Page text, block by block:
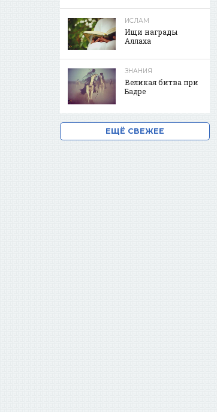
ИСЛАМ
Ищи награды
Аллаха
ЗНАНИЯ
Великая битва при
Бадре
ЕЩЁ СВЕЖЕЕ